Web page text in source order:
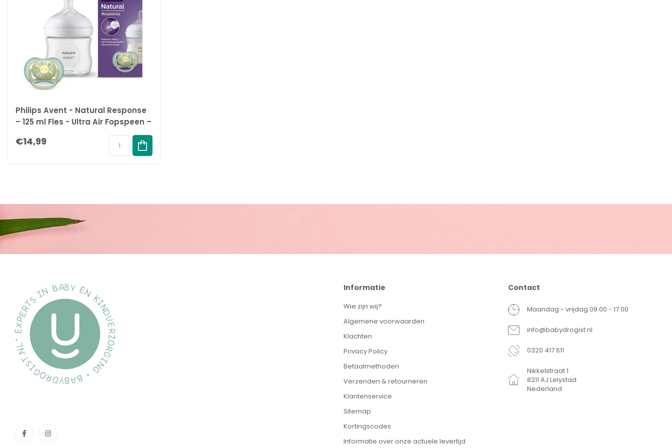
Philips Avent - Natural Response
– 125 ml Fles - Ultra Air Fopspeen –
€14,99
Informatie
Wie zijn wij?
Algemene voorwaarden
Klachten
Privacy Policy
Betaalmethoden
Verzenden & retourneren
Klantenservice
Sitemap
Kortingscodes
Informatie over onze actuele levertijd
Contact
Maandag - vrijdag 09.00 - 17.00
info@babydrogist.nl
0320 417 611
Nikkelstraat 1
8211 AJ Lelystad
Nederland